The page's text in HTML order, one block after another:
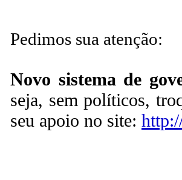
Pedimos sua atenção:
Novo sistema de
seja, sem políticos,
seu apoio no site: